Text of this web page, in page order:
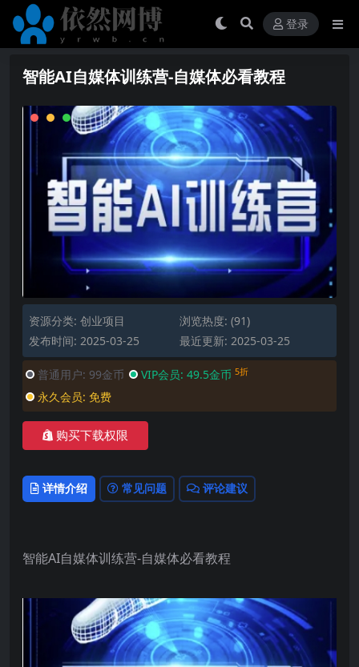
登录
智能AI自媒体训练营-自媒体必看教程
资源分类: 创业项目
浏览热度: (91)
发布时间: 2025-03-25
最近更新: 2025-03-25
普通用户: 99金币 VIP会员: 49.5金币 5折
永久会员: 免费
购买下载权限
详情介绍 常见问题 评论建议
智能AI自媒体训练营-自媒体必看教程